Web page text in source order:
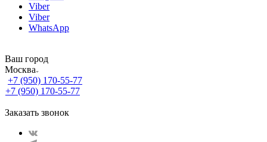
Viber
Viber
WhatsApp
Ваш город
Москва
+7 (950) 170-55-77
+7 (950) 170-55-77
Заказать звонок